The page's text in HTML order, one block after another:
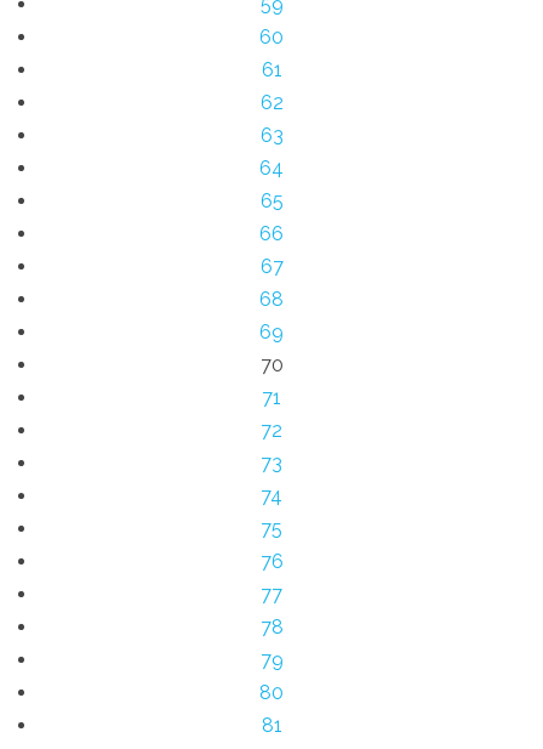
60
61
62
63
64
65
66
67
68
69
70
71
72
73
74
75
76
77
78
79
80
81